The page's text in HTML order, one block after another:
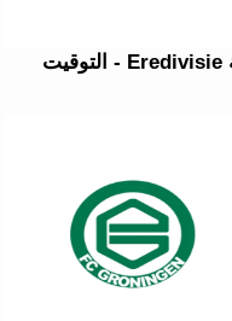
PEC Zwolle ضد AFC Ajax في قمة Eredivisie - التوقيت